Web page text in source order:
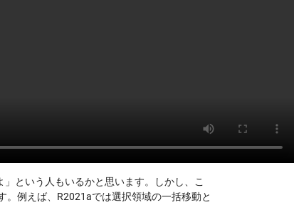
という人もいるかと思います。しかし、こ
。例えば、R2021aでは選択領域の一括移動と